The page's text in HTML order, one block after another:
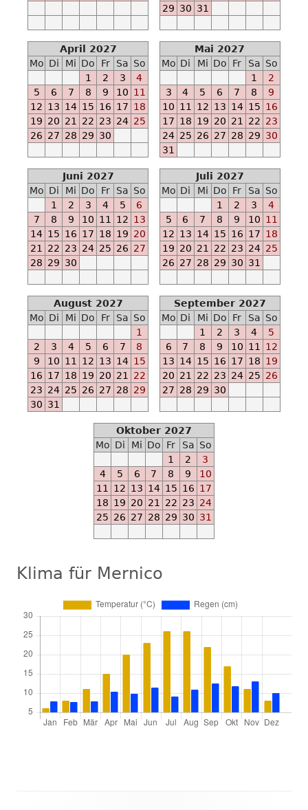
2023-
2023-
10-
30
Ab
2024-
Ab
2024-
04-
15
Ab
01
2024-
10-
29 30 31
April 2027
Mo Di Mi Do Fr Sa So
1
2 3
4
5
6 7 8 9 10 11
12 13 14 15 16 17 18
19 20 21 22 23 24 25
26 27 28 29 30
Mai 2027
Mo Di Mi Do Fr Sa So
1
2
3
4 5 6 7 8
9
10 11 12 13 14 15 16
17 18 19 20 21 22 23
24 25 26 27 28 29 30
31
Juni 2027
Mo Di Mi Do Fr Sa So
1
2 3 4 5
6
7
8 9 10 11 12 13
14 15 16 17 18 19 20
21
22 23 24 25 26 27
28 29 30
Juli 2027
Mo Di Mi Do Fr Sa So
1
2 3
4
5
6 7 8 9 10 11
12 13 14 15 16 17 18
19 20 21 22 23 24 25
26 27 28 29 30 31
August 2027
Mo Di Mi Do Fr Sa So
1
2
3 4 5 6 7
8
9
10 11 12 13 14 15
16 17 18 19 20 21
22
23 24 25 26 27 28 29
30 31
September 2027
Mo Di Mi Do Fr Sa So
1
2 3 4
5
6
7 8 9 10 11
12
13 14 15 16 17 18 19
20 21 22 23 24 25 26
27 28 29 30
Oktober 2027
Mo Di Mi Do Fr Sa So
1
2
3
4
5 6 7 8 9
10
11
12 13 14 15 16 17
18 19 20 21 22 23 24
25 26 27 28 29 30 31
Klima für Mernico